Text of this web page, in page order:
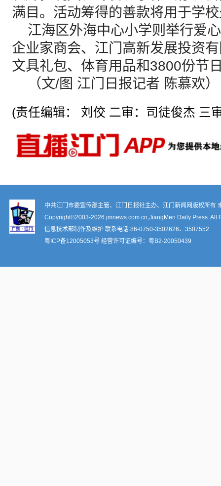
满目。活动筹得的善款将用于学
江海区外海中心小学则举行爱
企业家商会、江门高新发展投资
文具礼包、体育用品和3800份节
（文/图 江门日报记者 陈慕欢）
(责任编辑： 刘佼 二审：司徒俊杰 三
中共江门市委宣传部主管、江门日报社主办、江门新闻网版权所有
Copyright©2003-2026 jmnews.com.cn,JiangMen Daily Press. All
信息技术部制作及维护 联系电话:86-0750-3502626、3507552
粤ICP备12005053号 经营许可证编号： 粤B2-20050439